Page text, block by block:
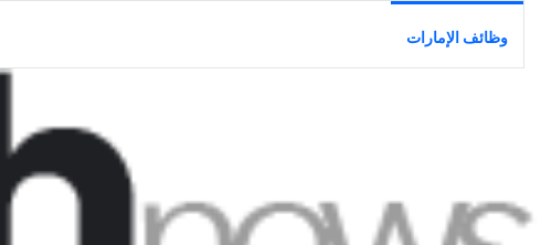
وظائف الإمارات